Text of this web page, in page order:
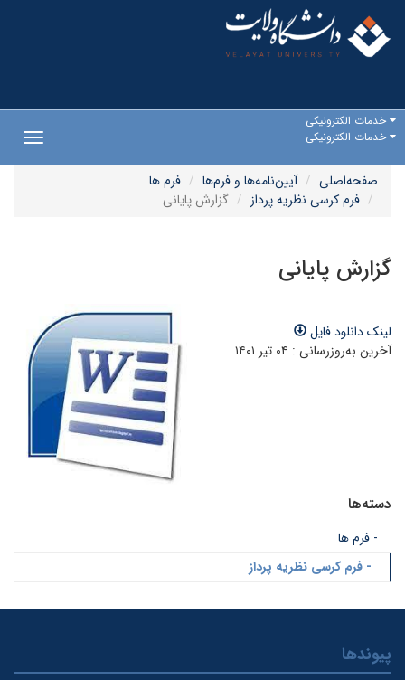
خدمات الکترونیکی
خدمات الکترونیکی
صفحه‌اصلی
آیین‌نامه‌ها و فرم‌ها
فرم ها
فرم کرسی نظریه پرداز
گزارش پایانی
گزارش پایانی
لینک دانلود فایل
آخرین به‌روزرسانی : ۰۴ تیر ۱۴۰۱
دسته‌ها
- فرم ها
- فرم کرسی نظریه پرداز
پیوندها